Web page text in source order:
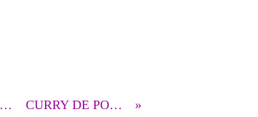
TARTE ABRICOT AU MIEL DE LAVANDE ET CREME D'AMANDES CURRY DE POULET